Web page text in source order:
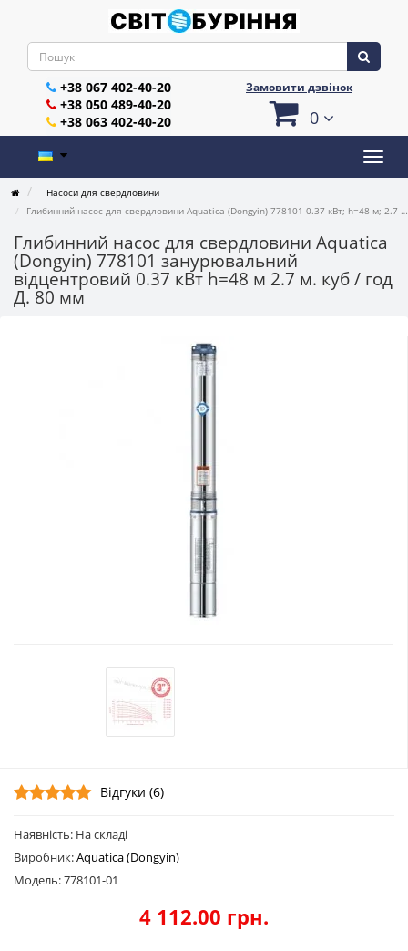
+38 067 402-40-20
+38 050 489-40-20
+38 063 402-40-20
Замовити дзвінок
0
Насоси для свердловини
Глибинний насос для свердловини Aquatica (Dongyin) 778101 0.37 кВт; h=48 м; 2.7 м. куб / год; Ø80 мм
Глибинний насос для свердловини Aquatica
(Dongyin) 778101 занурювальний
відцентровий 0.37 кВт h=48 м 2.7 м. куб / год
Д. 80 мм
Відгуки (6)
Наявність: На складі
Виробник:Aquatica (Dongyin)
Модель: 778101-01
4 112.00 грн.